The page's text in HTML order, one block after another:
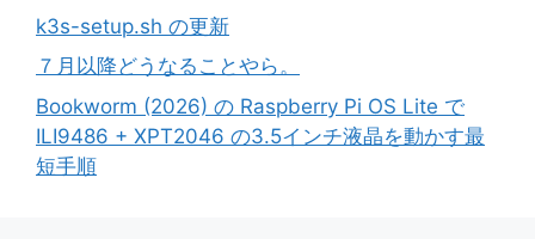
k3s-setup.sh の更新
７月以降どうなることやら。
Bookworm (2026) の Raspberry Pi OS Lite で
ILI9486 + XPT2046 の3.5インチ液晶を動かす最
短手順